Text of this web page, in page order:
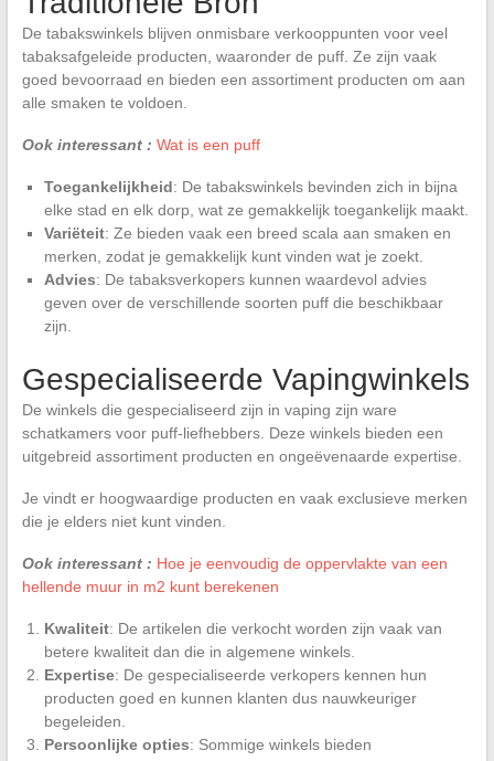
De tabakswinkels blijven onmisbare verkooppunten voor veel
tabaksafgeleide producten, waaronder de puff. Ze zijn vaak
goed bevoorraad en bieden een assortiment producten om aan
alle smaken te voldoen.
Ook interessant : Wat is een puff
Toegankelijkheid: De tabakswinkels bevinden zich in bijna
elke stad en elk dorp, wat ze gemakkelijk toegankelijk maakt.
Variëteit: Ze bieden vaak een breed scala aan smaken en
merken, zodat je gemakkelijk kunt vinden wat je zoekt.
Advies: De tabaksverkopers kunnen waardevol advies
geven over de verschillende soorten puff die beschikbaar
zijn.
Gespecialiseerde Vapingwinkels
De winkels die gespecialiseerd zijn in vaping zijn ware
schatkamers voor puff-liefhebbers. Deze winkels bieden een
uitgebreid assortiment producten en ongeëvenaarde expertise.
Je vindt er hoogwaardige producten en vaak exclusieve merken
die je elders niet kunt vinden.
Ook interessant : Hoe je eenvoudig de oppervlakte van een
hellende muur in m2 kunt berekenen
Kwaliteit: De artikelen die verkocht worden zijn vaak van
betere kwaliteit dan die in algemene winkels.
Expertise: De gespecialiseerde verkopers kennen hun
producten goed en kunnen klanten dus nauwkeuriger
begeleiden.
Persoonlijke opties: Sommige winkels bieden